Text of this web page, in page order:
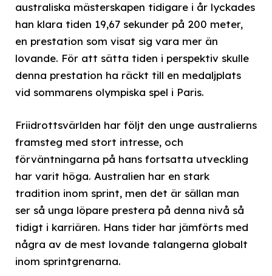
australiska mästerskapen tidigare i år lyckades
han klara tiden 19,67 sekunder på 200 meter,
en prestation som visat sig vara mer än
lovande. För att sätta tiden i perspektiv skulle
denna prestation ha räckt till en medaljplats
vid sommarens olympiska spel i Paris.
Friidrottsvärlden har följt den unge australierns
framsteg med stort intresse, och
förväntningarna på hans fortsatta utveckling
har varit höga. Australien har en stark
tradition inom sprint, men det är sällan man
ser så unga löpare prestera på denna nivå så
tidigt i karriären. Hans tider har jämförts med
några av de mest lovande talangerna globalt
inom sprintgrenarna.